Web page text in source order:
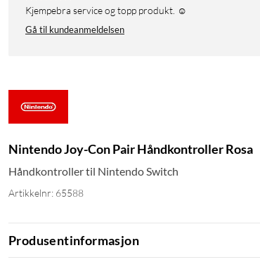
Kjempebra service og topp produkt. ☺️
Gå til kundeanmeldelsen
Nintendo Joy-Con Pair Håndkontroller Rosa
Håndkontroller til Nintendo Switch
Artikkelnr: 65588
Produsentinformasjon